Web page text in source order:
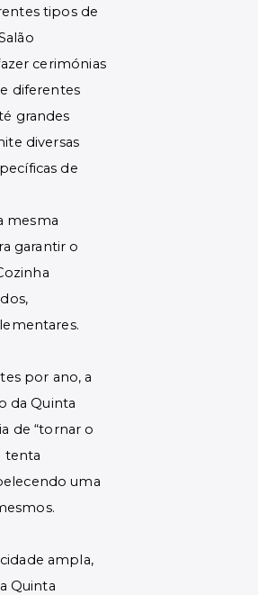
tipos de
cerimónias
diferentes
grandes
diversas
de
mesma
garantir o
por ano, a
da Quinta
de “tornar o
tenta
uma
ampla,
Quinta